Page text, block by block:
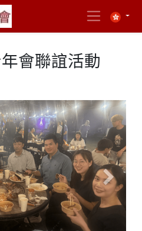
會聯誼活動
Next